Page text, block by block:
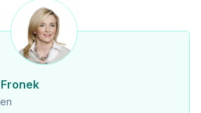
dem zu vermittelnden Dritten ein familiäres oder wirtschaftliches Naheverhältnis besteht.
tätig.